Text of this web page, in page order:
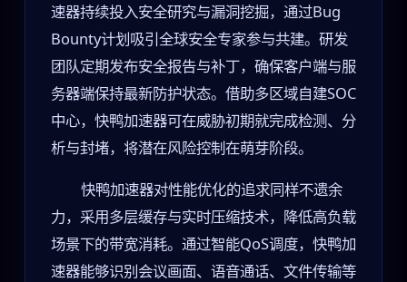
速器持续投入安全研究与漏洞挖掘，通过Bug
Bounty计划吸引全球安全专家参与共建。研发
团队定期发布安全报告与补丁，确保客户端与服
务器端保持最新防护状态。借助多区域自建SOC
中心，快鸭加速器可在威胁初期就完成检测、分
析与封堵，将潜在风险控制在萌芽阶段。
快鸭加速器对性能优化的追求同样不遗余
力，采用多层缓存与实时压缩技术，降低高负载
场景下的带宽消耗。通过智能QoS调度，快鸭加
速器能够识别会议画面、语音通话、文件传输等